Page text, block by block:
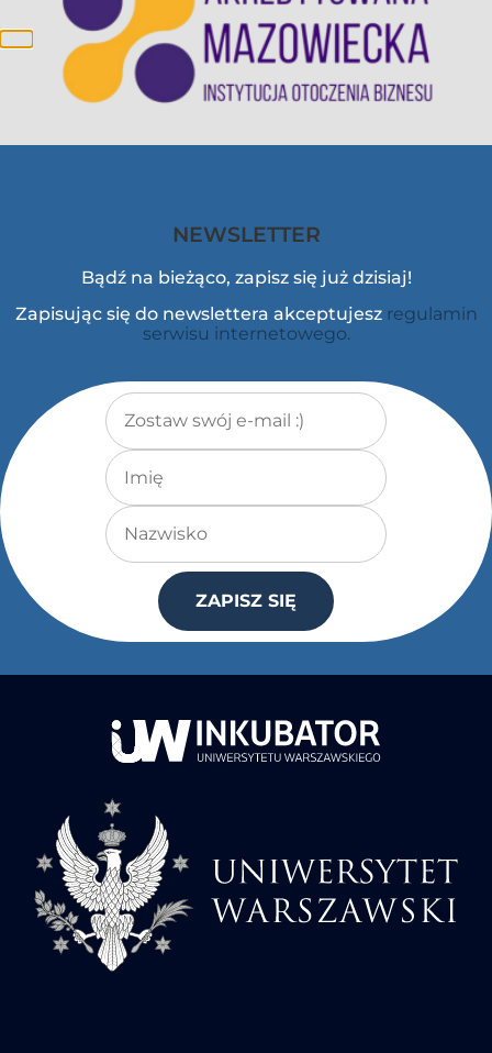
NEWSLETTER
Bądź na bieżąco, zapisz się już dzisiaj!
Zapisując się do newslettera akceptujesz regulamin
serwisu internetowego.
Adres e-mail*
Imię
Nazwisko
ZAPISZ SIĘ